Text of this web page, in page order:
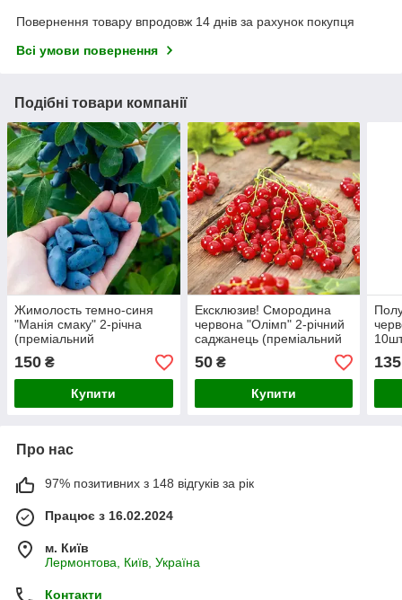
Повернення товару впродовж 14 днів за рахунок покупця
Всі умови повернення
Подібні товари компанії
Жимолость темно-синя
"Манія смаку" 2-річна
(преміальний
морозостійкий сорт, дуже
соковиті плоди)
150 ₴
Купити
Ексклюзив! Смородина
червона "Олімп" 2-річний
саджанець (преміальний
високоврожайний сорт)
50₴
Купити
135
Про нас
97% позитивних з 148 відгуків за рік
Працює з 16.02.2024
м. Київ
Лермонтова, Київ, Україна
Контакти